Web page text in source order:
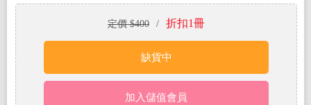
定價 $400 / 折扣1冊
缺貨中
加入儲值會員